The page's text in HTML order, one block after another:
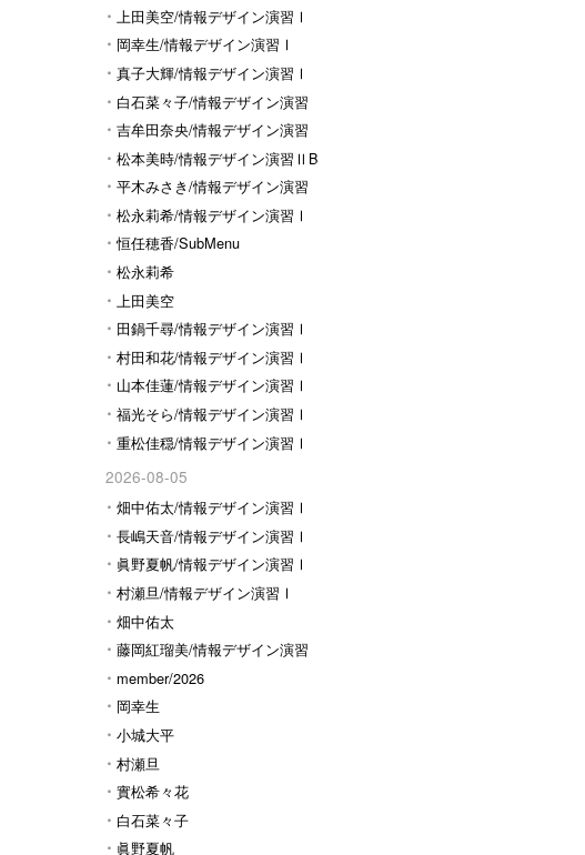
上田美空/情報デザイン演習Ⅰ
岡幸生/情報デザイン演習Ⅰ
真子大輝/情報デザイン演習Ⅰ
白石菜々子/情報デザイン演習
Ⅰ 吉牟田奈央/情報デザイン演習
Ⅰ 松本美時/情報デザイン演習ⅡB
平木みさき/情報デザイン演習
Ⅰ 松永莉希/情報デザイン演習Ⅰ
恒任穂香/SubMenu
松永莉希
上田美空
田鍋千尋/情報デザイン演習Ⅰ
村田和花/情報デザイン演習Ⅰ
山本佳蓮/情報デザイン演習Ⅰ
福光そら/情報デザイン演習Ⅰ
重松佳穏/情報デザイン演習Ⅰ
2026-08-05
畑中佑太/情報デザイン演習Ⅰ
長嶋天音/情報デザイン演習Ⅰ
眞野夏帆/情報デザイン演習Ⅰ
村瀬旦/情報デザイン演習Ⅰ
畑中佑太
藤岡紅瑠美/情報デザイン演習
Ⅰ member/2026
岡幸生
小城大平
村瀬旦
實松希々花
白石菜々子
眞野夏帆